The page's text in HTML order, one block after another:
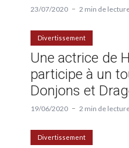
23/07/2020 2 min de
Divertissement
Une actrice de
participe à un
Donjons et
19/06/2020 2 min de
Divertissement